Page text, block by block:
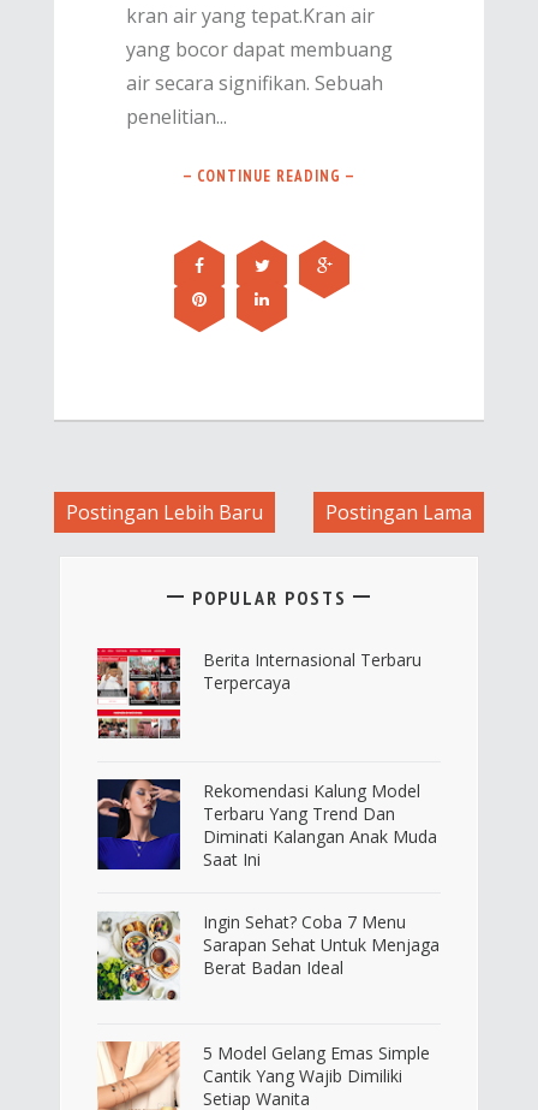
kran air yang tepat.Kran air
yang bocor dapat membuang
air secara signifikan. Sebuah
penelitian...
— CONTINUE READING —
Postingan Lebih Baru Postingan Lama
POPULAR POSTS
Berita Internasional Terbaru
Terpercaya
Rekomendasi Kalung Model
Terbaru Yang Trend Dan
Diminati Kalangan Anak Muda
Saat Ini
Ingin Sehat? Coba 7 Menu
Sarapan Sehat Untuk Menjaga
Berat Badan Ideal
5 Model Gelang Emas Simple
Cantik Yang Wajib Dimiliki
Setiap Wanita